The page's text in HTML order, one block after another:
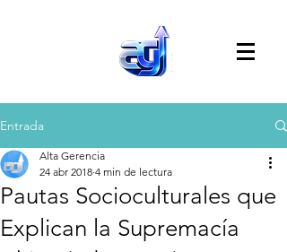
Entrada
Pautas Socioculturales que
Explican la Supremacía
Alta Gerencia
24 abr 2018 4 min de lectura